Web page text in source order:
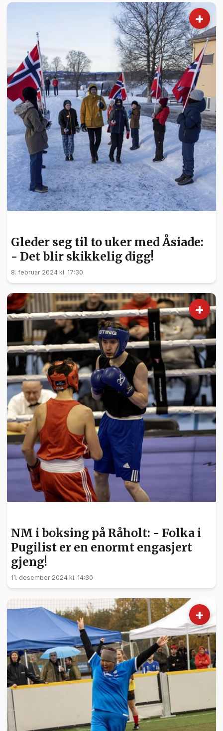
+
Gleder seg til to uker med Åsiade:
- Det blir skikkelig digg!
8. februar 2024 kl. 17:30
+
NM i boksing på Råholt: - Folka i
Pugilist er en enormt engasjert
gjeng!
11. desember 2024 kl. 14:30
+